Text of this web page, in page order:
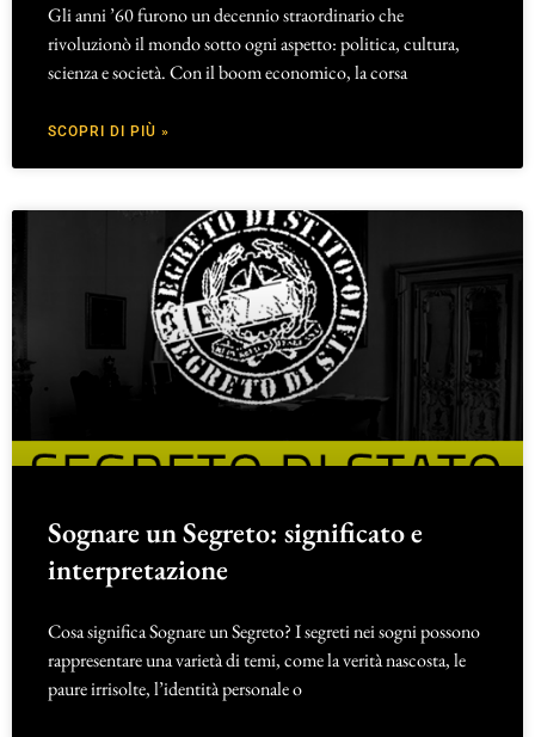
Gli anni ’60 furono un decennio straordinario che
rivoluzionò il mondo sotto ogni aspetto: politica, cultura,
scienza e società. Con il boom economico, la corsa
SCOPRI DI PIÙ »
Sognare un Segreto: significato e
interpretazione
Cosa significa Sognare un Segreto? I segreti nei sogni possono
rappresentare una varietà di temi, come la verità nascosta, le
paure irrisolte, l’identità personale o